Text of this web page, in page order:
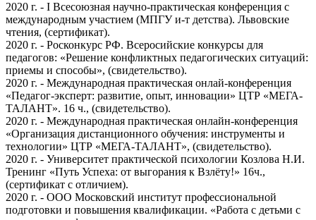
2020 г. - I Всесоюзная научно-практическая конференция с
международным участием (МПГУ и-т детства). Львовские
чтения, (сертификат).
2020 г. - Росконкурс РФ. Всеросийские конкурсы для
педагогов: «Решение конфликтных педагогических ситуаций:
приемы и способы», (свидетельство).
2020 г. - Международная практическая онлай-конференция
«Педагог-эксперт: развитие, опыт, инновации» ЦТР «МЕГА-
ТАЛАНТ». 16 ч., (свидетельство).
2020 г. - Международная практическая онлайн-конференция
«Организация дистанционного обучения: инструменты и
технологии» ЦТР «МЕГА-ТАЛАНТ», (свидетельство).
2020 г. - Университет практической психологии Козлова Н.И.
Тренинг «Путь Успеха: от выгорания к Взлёту!» 16ч.,
(сертификат с отличием).
2020 г. - ООО Московский институт профессиональной
подготовки и повышения квалификации. «Работа с детьми с